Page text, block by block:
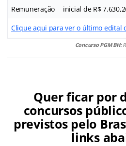
Remuneração inicial de R$
Clique aqui para ver o último edital
Concurso PGM BH:
Quer ficar por
concursos
previstos pelo
links